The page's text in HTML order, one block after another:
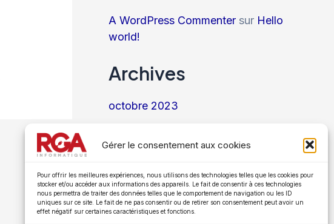
Gérer le consentement aux cookies
Pour offrir les meilleures expériences, nous utilisons des technologies telles que les cookies pour
stocker et/ou accéder aux informations des appareils. Le fait de consentir à ces technologies
nous permettra de traiter des données telles que le comportement de navigation ou les ID
uniques sur ce site. Le fait de ne pas consentir ou de retirer son consentement peut avoir un
effet négatif sur certaines caractéristiques et fonctions.
A WordPress Commenter sur Hello
world!
Archives
octobre 2023
Categories
Uncategorized